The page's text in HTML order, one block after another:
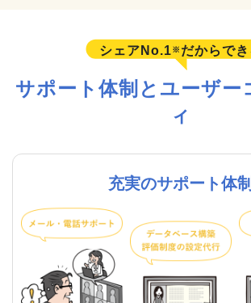
シェアNo.1※ だからで
サポート体制とユーザー
ィ
充実のサポート体